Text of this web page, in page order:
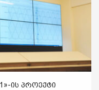
ᲘᲡ ᲞᲠᲝᲔᲥᲢᲘ